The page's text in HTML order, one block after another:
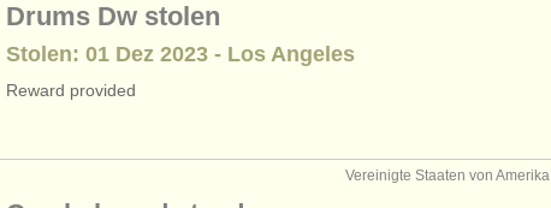
Drums Dw stolen
Stolen: 01 Dez 2023 - Los Angeles
Reward provided
Vereinigte Staaten von Amerika